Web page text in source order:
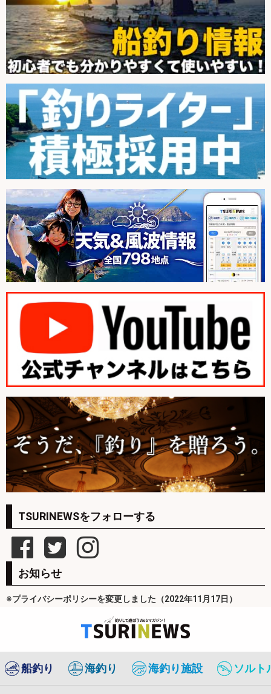
TSURINEWSをフォローする
お知らせ
※プライバシーポリシーを変更しました（2022年11月17日）
船釣り 海釣り 海釣り施設 ソルト